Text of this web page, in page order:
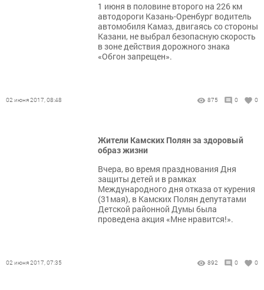
1 июня в половине второго на 226 км
автодороги Казань-Оренбург водитель
автомобиля Камаз, двигаясь со стороны
Казани, не выбрал безопасную скорость
в зоне действия дорожного знака
«Обгон запрещен».
02 июня 2017, 08:48 875 0 0
Жители Камских Полян за здоровый
образ жизни
Вчера, во время празднования Дня
защиты детей и в рамках
Международного дня отказа от курения
(31мая), в Камских Полян депутатами
Детской районной Думы была
проведена акция «Мне нравится!».
02 июня 2017, 07:35 892 0 0